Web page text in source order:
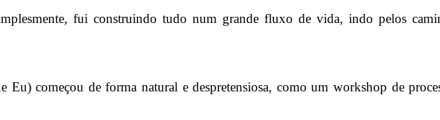
fui construindo tudo num grande fluxo de vida, indo pelos
começou de forma natural e despretensiosa, como um workshop de